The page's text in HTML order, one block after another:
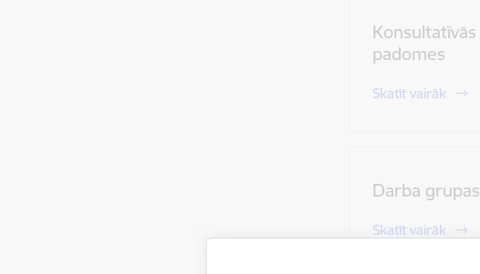
Konsultatīvās
padomes
Skatīt vairāk
Darba grupas
Skatīt vairāk